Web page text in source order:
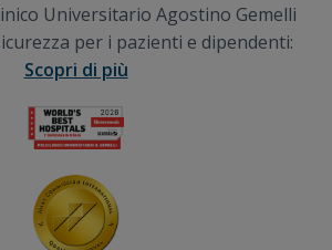
Universitario Agostino Gemelli
per i pazienti e dipendenti:
Scopri di più